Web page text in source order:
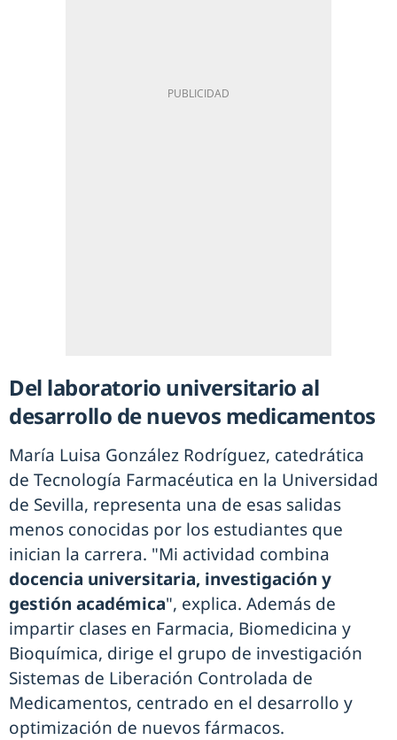
Del laboratorio universitario al
desarrollo de nuevos medicamentos
María Luisa González Rodríguez, catedrática
de Tecnología Farmacéutica en la Universidad
de Sevilla, representa una de esas salidas
menos conocidas por los estudiantes que
inician la carrera. "Mi actividad combina
docencia universitaria, investigación y
gestión académica", explica. Además de
impartir clases en Farmacia, Biomedicina y
Bioquímica, dirige el grupo de investigación
Sistemas de Liberación Controlada de
Medicamentos, centrado en el desarrollo y
optimización de nuevos fármacos.